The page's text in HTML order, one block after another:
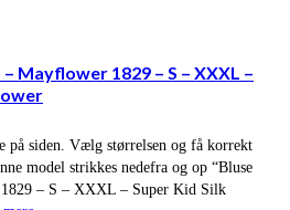
Mayflower 1829 – S – XXXL –
på siden. Vælg størrelsen og få korrekt
model strikkes nedefra og op “Bluse
– S – XXXL – Super Kid Silk